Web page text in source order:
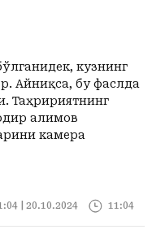
kiritng
yuboramiz
кузнинг
Айниқса, бу фаслда
Таҳририятнинг
Ҳалимов
камера
| 20.10.2024 11:04